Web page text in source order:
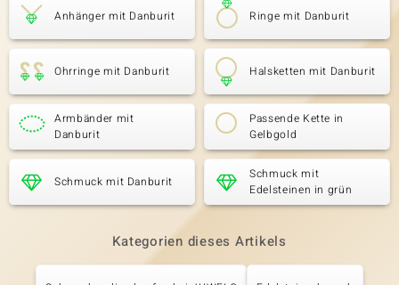
Anhänger mit Danburit Ringe mit Danburit
Ohrringe mit Danburit Halsketten mit Danburit
Armbänder mit
Danburit
Passende Kette in
Gelbgold
Schmuck mit Danburit
Schmuck mit
Edelsteinen in grün
Kategorien dieses Artikels